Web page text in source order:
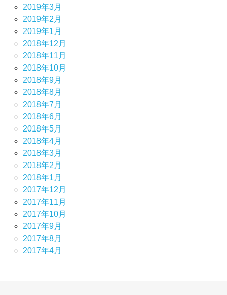
2019年3月
2019年2月
2019年1月
2018年12月
2018年11月
2018年10月
2018年9月
2018年8月
2018年7月
2018年6月
2018年5月
2018年4月
2018年3月
2018年2月
2018年1月
2017年12月
2017年11月
2017年10月
2017年9月
2017年8月
2017年4月